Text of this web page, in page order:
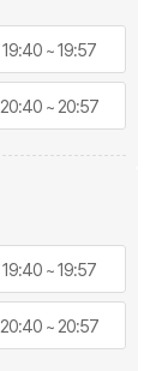
19:40 ~ 19:57
20:40 ~ 20:57
19:40 ~ 19:57
20:40 ~ 20:57